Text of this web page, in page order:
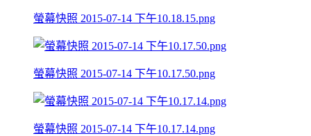
螢幕快照 2015-07-14 下午10.18.15.png
螢幕快照 2015-07-14 下午10.17.50.png
螢幕快照 2015-07-14 下午10.17.14.png